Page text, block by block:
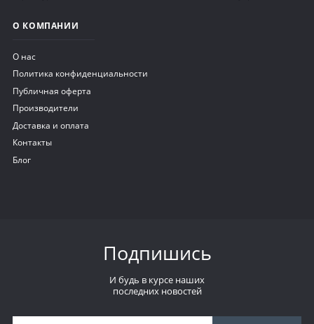
О КОМПАНИИ
О нас
Политика конфиденциальности
Публичная оферта
Производители
Доставка и оплата
Контакты
Блог
Подпишись
И будь в курсе наших
последних новостей